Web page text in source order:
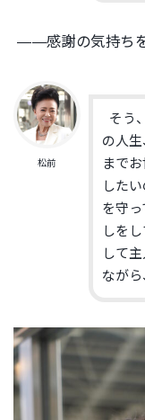
——感謝の気持ちを
松前
そう
の人
まで
した
を守
しを
して
ながら